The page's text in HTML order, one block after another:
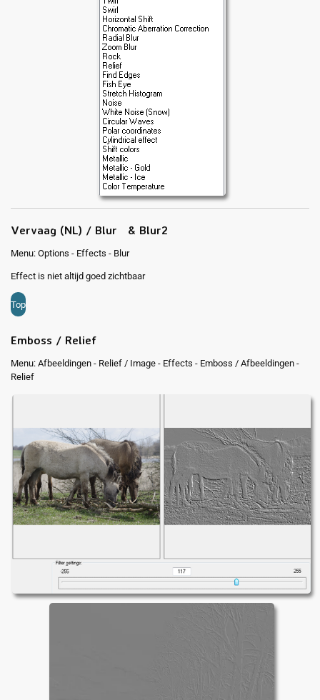
Vervaag (NL) / Blur & Blur2
Menu: Options - Effects - Blur
Effect is niet altijd goed zichtbaar
Top
Emboss / Relief
Menu: Afbeeldingen - Relief / Image - Effects - Emboss / Afbeeldingen -
Relief